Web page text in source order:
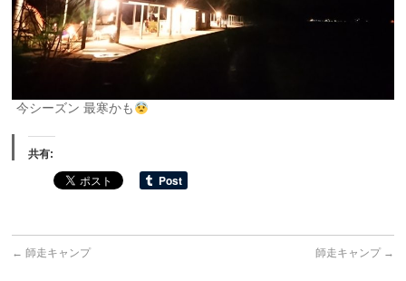
今シーズン 最寒かも
共有:
← 師走キャンプ 師走キャンプ →